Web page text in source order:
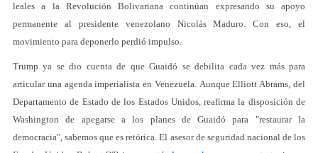
leales a la Revolución Bolivariana continúan expresando su apoyo
permanente al presidente venezolano Nicolás Maduro. Con eso, el
movimiento para deponerlo perdió impulso.
Trump ya se dio cuenta de que Guaidó se debilita cada vez más para
articular una agenda imperialista en Venezuela. Aunque Elliott Abrams, del
Departamento de Estado de los Estados Unidos, reafirma la disposición de
Washington de apegarse a los planes de Guaidó para "restaurar la
democracia", sabemos que es retórica. El asesor de seguridad nacional de los